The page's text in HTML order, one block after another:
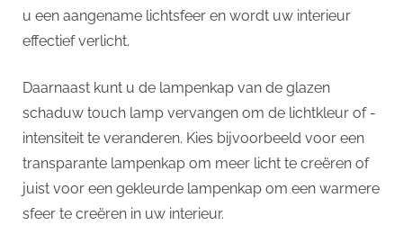
u een aangename lichtsfeer en wordt uw interieur
effectief verlicht.
Daarnaast kunt u de lampenkap van de glazen
schaduw touch lamp vervangen om de lichtkleur of -
intensiteit te veranderen. Kies bijvoorbeeld voor een
transparante lampenkap om meer licht te creëren of
juist voor een gekleurde lampenkap om een warmere
sfeer te creëren in uw interieur.